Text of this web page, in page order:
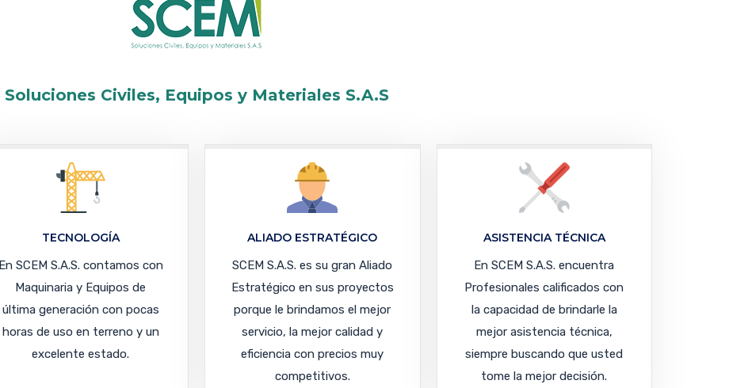
Soluciones Civiles, Equipos y Materiales S.A.S
TECNOLOGÍA
En SCEM S.A.S. contamos con
Maquinaria y Equipos de
última generación con pocas
horas de uso en terreno y un
excelente estado.
ALIADO ESTRATÉGICO
SCEM S.A.S. es su gran Aliado
Estratégico en sus proyectos
porque le brindamos el mejor
servicio, la mejor calidad y
eficiencia con precios muy
competitivos.
ASISTENCIA TÉCNICA
En SCEM S.A.S. encuentra
Profesionales calificados con
la capacidad de brindarle la
mejor asistencia técnica,
siempre buscando que usted
tome la mejor decisión.